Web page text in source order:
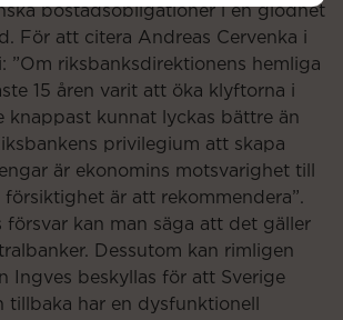
bostadsobligationer i en glödhet
För att citera Andreas Cervenka i
”Om riksbanksdirektionens hemliga
15 åren varit att öka klyftorna i
knappast kunnat lyckas bättre än
privilegium att skapa
är ekonomins motsvarighet till
försiktighet är att rekommendera”.
försvar kan man säga att det gäller
Dessutom kan rimligen
Ingves beskyllas för att Sverige
tillbaka har en dysfunktionell